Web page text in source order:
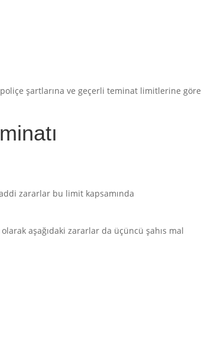
şartlarına ve geçerli teminat limitlerine göre
zararlar bu limit kapsamında
aşağıdaki zararlar da üçüncü şahıs mal